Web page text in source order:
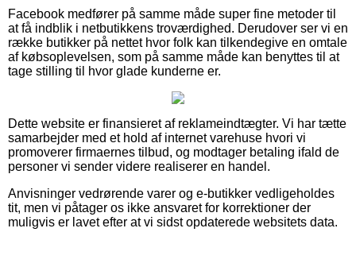
Facebook medfører på samme måde super fine metoder til
at få indblik i netbutikkens troværdighed. Derudover ser vi en
række butikker på nettet hvor folk kan tilkendegive en omtale
af købsoplevelsen, som på samme måde kan benyttes til at
tage stilling til hvor glade kunderne er.
Dette website er finansieret af reklameindtægter. Vi har tætte
samarbejder med et hold af internet varehuse hvori vi
promoverer firmaernes tilbud, og modtager betaling ifald de
personer vi sender videre realiserer en handel.
Anvisninger vedrørende varer og e-butikker vedligeholdes
tit, men vi påtager os ikke ansvaret for korrektioner der
muligvis er lavet efter at vi sidst opdaterede websitets data.